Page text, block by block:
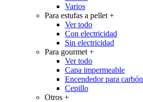
Varios
Para estufas a pellet +
Ver todo
Con electricidad
Sin electricidad
Para gourmet +
Ver todo
Capa impermeable
Encendedor para carbón
Cepillo
Otros +